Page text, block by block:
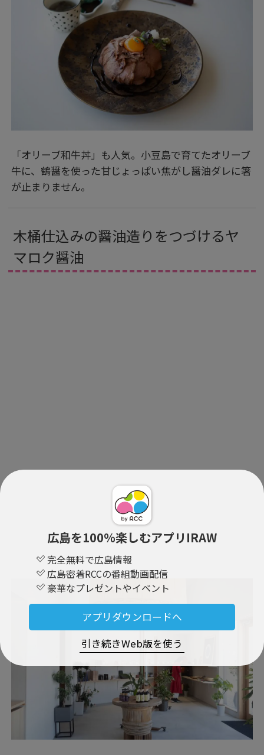
広島を100％楽しむアプリIRAW
完全無料で広島情報
広島密着RCCの番組動画配信
豪華なプレゼントやイベント
アプリダウンロードへ
引き続きWeb版を使う
「オリーブ和牛丼」も人気。小豆島で育てたオリーブ
牛に、鶴醤を使った甘じょっぱい焦がし醤油ダレに箸
が止まりません。
木桶仕込みの醤油造りをつづけるヤ
マロク醤油